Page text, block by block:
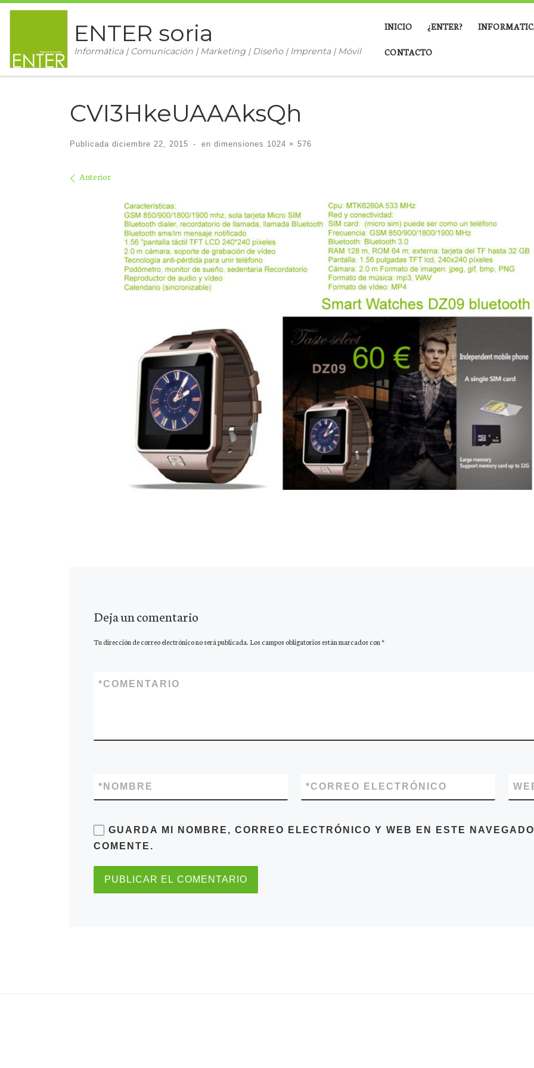
ENTER soria
Informática | Comunicación | Marketing | Diseño | Imprenta | Móvil
INICIO ¿ENTER?
CONTACTO
CVI3HkeUAAAksQh
Publicada diciembre 22, 2015 - en dimensiones 1024 × 576
Navegación de imágenes
Anterior
Deja un comentario
Tu dirección de correo electrónico no será publicada.Los campos obligatorios están marcados con*
COMENTARIO
*
NOMBRE
* CORREO ELECTRÓNICO
*
GUARDA MI NOMBRE, CORREO ELECTRÓNICO Y WEB EN ESTE
COMENTE.